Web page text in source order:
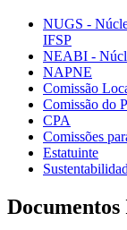
NUGS -
IFSP
NEABI -
NAPNE
Comissão
Comissão do
CPA
Comissões
Estatuinte